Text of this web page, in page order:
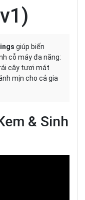
giúp biến
cỗ máy đa năng:
cây tươi mát
mịn cho cả gia
& Sinh